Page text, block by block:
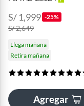
S/ 1,999 -25%
S/ 2,649
Llega mañana
Retira mañana
Agregar